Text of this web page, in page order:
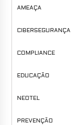
AMEAÇA
CIBERSEGURANÇA
COMPLIANCE
EDUCAÇÃO
NEOTEL
PREVENÇÃO